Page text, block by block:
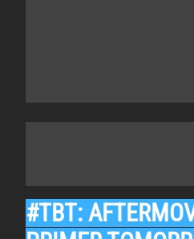
#TBT: